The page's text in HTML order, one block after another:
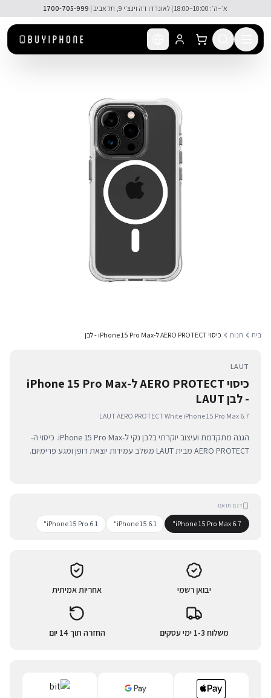
דלג לתוכן הראשי
בית חנות כיסוי AERO PROTECT ל-iPhone 15 Pro Max - לבן
LAUT
כיסוי AERO PROTECT ל-iPhone 15 Pro Max
- לבן LAUT
LAUT AERO PROTECT White iPhone 15 Pro Max 6.7
הגנה מתקדמת ועיצוב יוקרתי בלבן נקי ל-iPhone 15 Pro Max. כיסוי ה-
AERO PROTECT מבית LAUT משלב עמידות יוצאת דופן ומגע פרימיום.
דגם תואם
iPhone 15 Pro Max 6.7"
iPhone 15 6.1"
iPhone 15 Pro 6.1"
יבואן רשמי אחריות אמיתית
משלוח 1-3 ימי עסקים החזרה תוך 14 יום